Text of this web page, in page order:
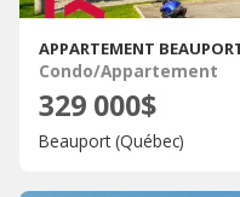
APPARTEMENT
Condo/Appartement
329 000$
Beauport (Québec)